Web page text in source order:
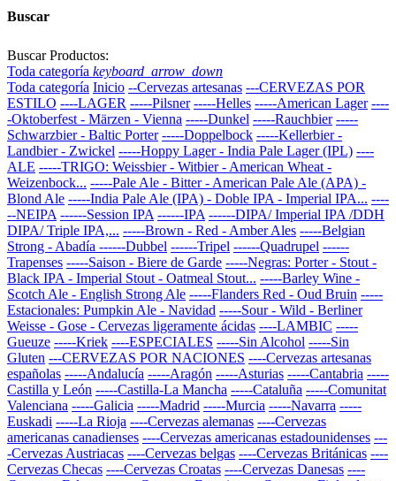
Buscar
Buscar Productos:
Toda categoría keyboard_arrow_down
Toda categoría Inicio --Cervezas artesanas ---CERVEZAS POR
ESTILO ----LAGER -----Pilsner -----Helles -----American Lager ----
-Oktoberfest - Märzen - Vienna -----Dunkel -----Rauchbier -----
Schwarzbier - Baltic Porter -----Doppelbock -----Kellerbier -
Landbier - Zwickel -----Hoppy Lager - India Pale Lager (IPL) ----
ALE -----TRIGO: Weissbier - Witbier - American Wheat -
Weizenbock... -----Pale Ale - Bitter - American Pale Ale (APA) -
Blond Ale -----India Pale Ale (IPA) - Doble IPA - Imperial IPA... ----
--NEIPA ------Session IPA ------IPA ------DIPA/ Imperial IPA /DDH
DIPA/ Triple IPA,... -----Brown - Red - Amber Ales -----Belgian
Strong - Abadía ------Dubbel ------Tripel ------Quadrupel ------
Trapenses -----Saison - Biere de Garde -----Negras: Porter - Stout -
Black IPA - Imperial Stout - Oatmeal Stout... -----Barley Wine -
Scotch Ale - English Strong Ale -----Flanders Red - Oud Bruin -----
Estacionales: Pumpkin Ale - Navidad -----Sour - Wild - Berliner
Weisse - Gose - Cervezas ligeramente ácidas ----LAMBIC -----
Gueuze -----Kriek ----ESPECIALES -----Sin Alcohol -----Sin
Gluten ---CERVEZAS POR NACIONES ----Cervezas artesanas
españolas -----Andalucía -----Aragón -----Asturias -----Cantabria -----
Castilla y León -----Castilla-La Mancha -----Cataluña -----Comunitat
Valenciana -----Galicia -----Madrid -----Murcia -----Navarra -----
Euskadi -----La Rioja ----Cervezas alemanas ----Cervezas
americanas canadienses ----Cervezas americanas estadounidenses ---
-Cervezas Austriacas ----Cervezas belgas ----Cervezas Británicas ----
Cervezas Checas ----Cervezas Croatas ----Cervezas Danesas ----